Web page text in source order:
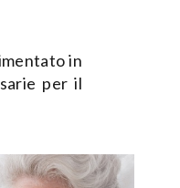
in
per il